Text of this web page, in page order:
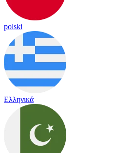
polski
Ελληνικά